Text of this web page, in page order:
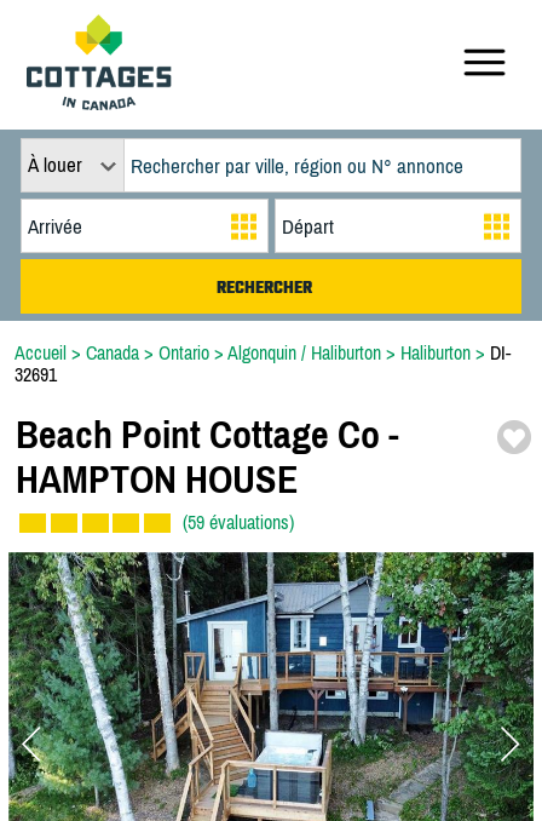
À louer
Accueil > Canada > Ontario > Algonquin / Haliburton > Haliburton > DI-
32691
Beach Point Cottage Co -
HAMPTON HOUSE
(59 évaluations)